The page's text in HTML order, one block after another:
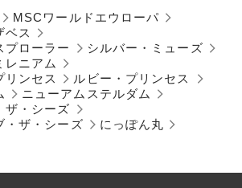
MSCワールドエウローパ
ベス
プローラー
シルバー・ミューズ
レニアム
リンセス
ルビー・プリンセス
ニューアムステルダム
ザ・シーズ
・ザ・シーズ
にっぽん丸